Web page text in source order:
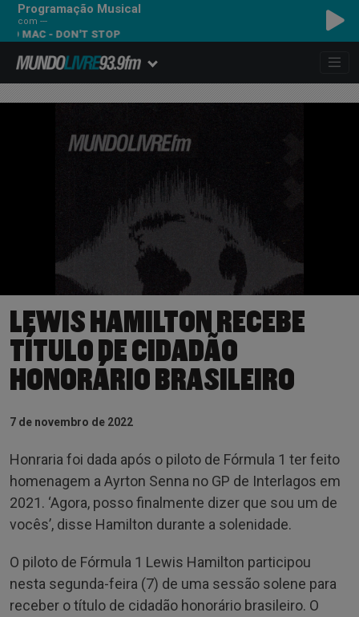
Programação Musical
com ---
- DON'T STOP
LEWIS HAMILTON RECEBE
TÍTULO DE CIDADÃO
HONORÁRIO BRASILEIRO
7 de novembro de 2022
Honraria foi dada após o piloto de Fórmula 1 ter feito
homenagem a Ayrton Senna no GP de Interlagos em
2021. ‘Agora, posso finalmente dizer que sou um de
vocês’, disse Hamilton durante a solenidade.
O piloto de Fórmula 1 Lewis Hamilton participou
nesta segunda-feira (7) de uma sessão solene para
receber o título de cidadão honorário brasileiro. O